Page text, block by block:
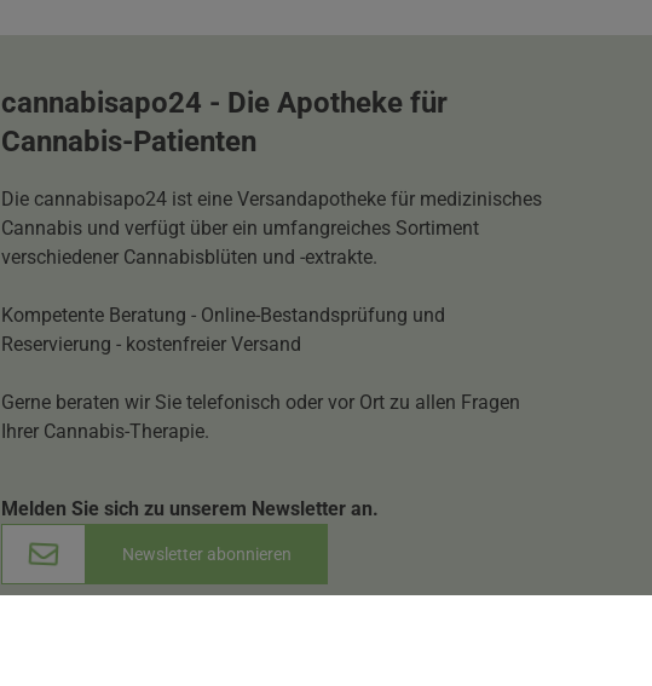
cannabisapo24 - Die Apotheke für
Cannabis-Patienten
Die cannabisapo24 ist eine Versandapotheke für medizinisches
Cannabis und verfügt über ein umfangreiches Sortiment
verschiedener Cannabisblüten und -extrakte.
Kompetente Beratung - Online-Bestandsprüfung und
Reservierung - kostenfreier Versand
Gerne beraten wir Sie telefonisch oder vor Ort zu allen Fragen
Ihrer Cannabis-Therapie.
Melden Sie sich zu unserem Newsletter an.
Newsletter abonnieren